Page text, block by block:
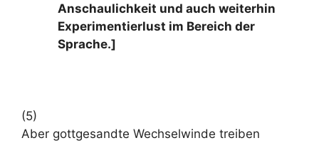
Anschaulichkeit und auch weiterhin
Experimentierlust im Bereich der
Sprache.]
(5)
Aber gottgesandte Wechselwinde treiben